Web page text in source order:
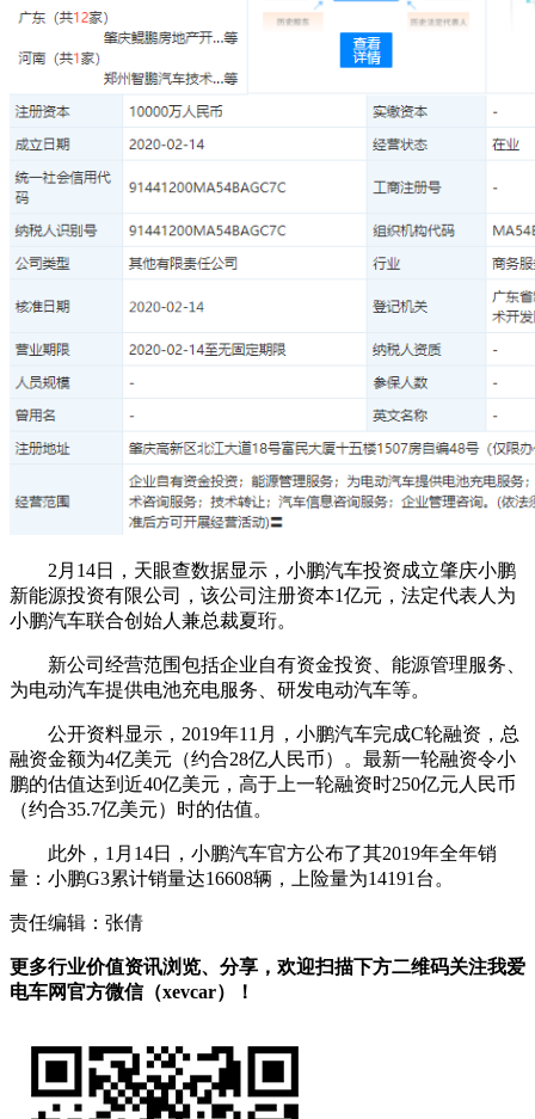
2月14日，天眼查数据显示，小鹏汽车投资成立肇庆小鹏
新能源投资有限公司，该公司注册资本1亿元，法定代表人为
小鹏汽车联合创始人兼总裁夏珩。
新公司经营范围包括企业自有资金投资、能源管理服务、
为电动汽车提供电池充电服务、研发电动汽车等。
公开资料显示，2019年11月，小鹏汽车完成C轮融资，总
融资金额为4亿美元（约合28亿人民币）。最新一轮融资令小
鹏的估值达到近40亿美元，高于上一轮融资时250亿元人民币
（约合35.7亿美元）时的估值。
此外，1月14日，小鹏汽车官方公布了其2019年全年销
量：小鹏G3累计销量达16608辆，上险量为14191台。
责任编辑：张倩
更多行业价值资讯浏览、分享，欢迎扫描下方二维码关注我爱
电车网官方微信（xevcar）！